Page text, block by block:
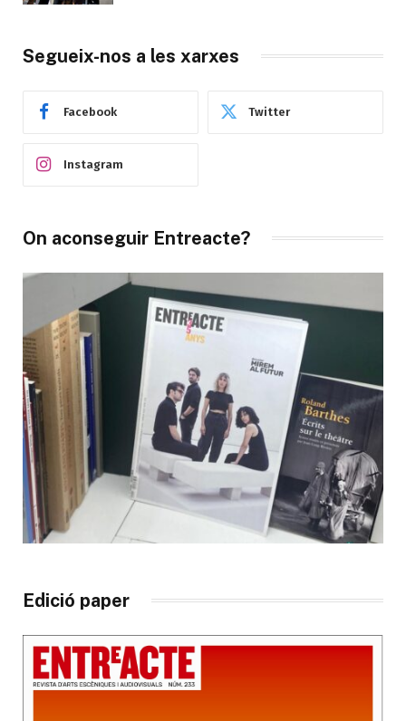
Segueix-nos a les xarxes
Facebook Twitter
Instagram
On aconseguir Entreacte?
Edició paper